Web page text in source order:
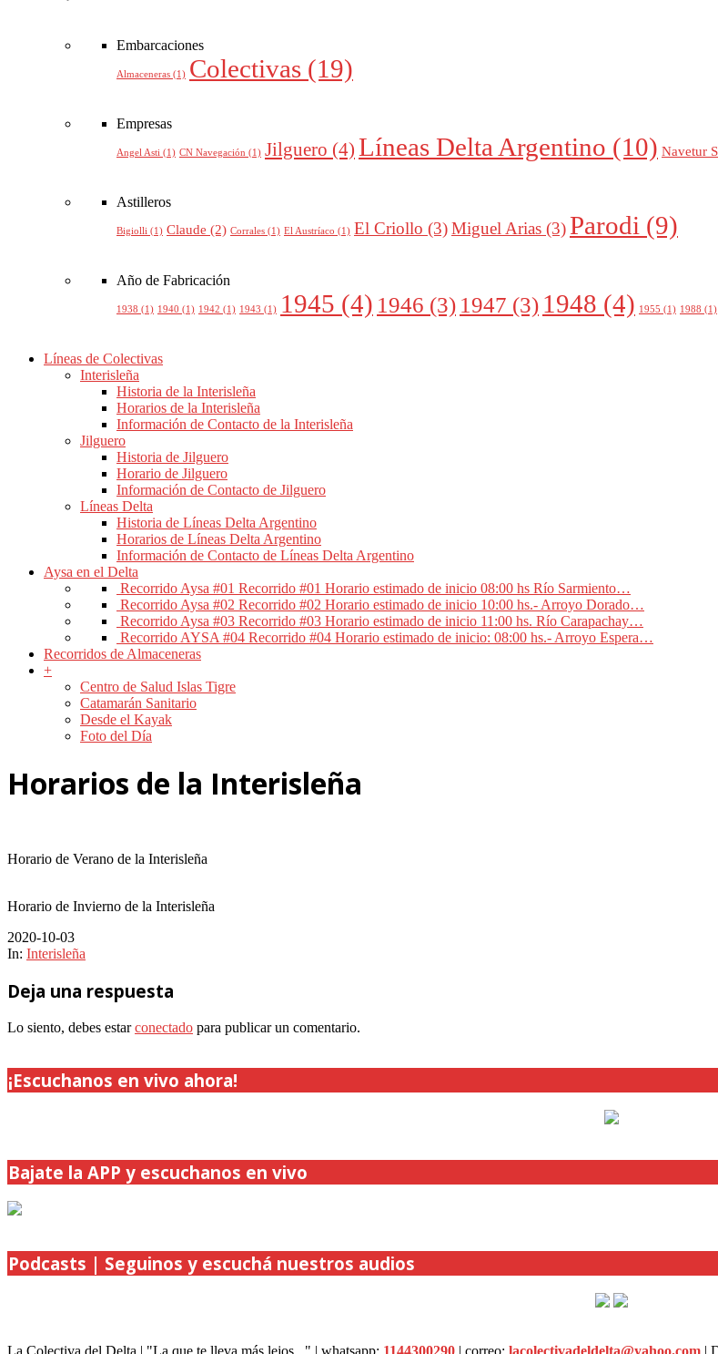
Embarcaciones
Almaceneras (1) Colectivas (19)
Empresas
Angel Asti (1) CN Navegación (1) Jilguero (4) Líneas Delta Argentino (10) Navetur
Astilleros
Bigiolli (1) Claude (2) Corrales (1) El Austríaco (1) El Criollo (3)Miguel Arias (3)Parodi (9)
Año de Fabricación
1938 (1) 1940 (1) 1942 (1) 1943 (1) 1945 (4) 1946 (3) 1947 (3) 1948 (4) 1955 (1) 1988 (1)
Líneas de Colectivas
Interisleña
Historia de la Interisleña
Horarios de la Interisleña
Información de Contacto de la Interisleña
Jilguero
Historia de Jilguero
Horario de Jilguero
Información de Contacto de Jilguero
Líneas Delta
Historia de Líneas Delta Argentino
Horarios de Líneas Delta Argentino
Información de Contacto de Líneas Delta Argentino
Aysa en el Delta
Recorrido Aysa #01 Recorrido #01 Horario estimado de inicio 08:00 hs Río Sarmiento…
Recorrido Aysa #02 Recorrido #02 Horario estimado de inicio 10:00 hs.- Arroyo Dorado…
Recorrido Aysa #03 Recorrido #03 Horario estimado de inicio 11:00 hs. Río Carapachay…
Recorrido AYSA #04 Recorrido #04 Horario estimado de inicio: 08:00 hs.- Arroyo Espera…
Recorridos de Almaceneras
+
Centro de Salud Islas Tigre
Catamarán Sanitario
Desde el Kayak
Foto del Día
Horarios de la Interisleña
Horario de Verano de la Interisleña
Horario de Invierno de la Interisleña
2020-10-03
In: Interisleña
Deja una respuesta
Lo siento, debes estarconectado para publicar un comentario.
¡Escuchanos en vivo ahora!
Bajate la APP y escuchanos en vivo
Podcasts | Seguinos y escuchá nuestros audios
La Colectiva del Delta | "La que te lleva más lejos..." | whatsapp: 1144300290 | correo: lacolectivadeldelta@yahoo.com |